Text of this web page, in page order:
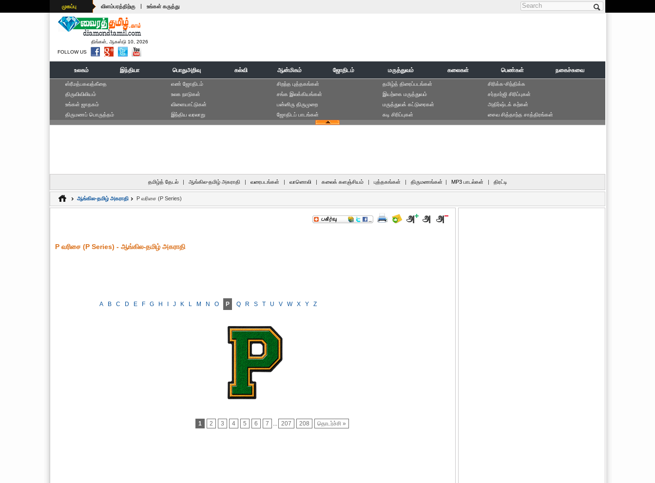
முகப்பு விளம்பரத்திற்கு | உங்கள் கருத்து Search form
திங்கள், ஆகஸ்டு 10, 2026
FOLLOW US
உலகம் இந்தியா பொதுஅறிவு கல்வி ஆன்மிகம் ஜோதிடம் மருத்துவம் கலைகள் பெண்கள் நகைச்சுவை
ஸ்ரீமத்பகவத்கீதை
திருவிவிலியம்
உங்கள் ஜாதகம்
திருமணப் பொருத்தம்
எ‌ண் ஜோ‌திட‌ம்
உலக நாடுகள்
விளையாட்டுகள்
இந்திய வரலாறு
சிறந்த புத்தகங்கள்
சங்க இலக்கியங்கள்
பன்னிரு திருமுறை
ஜோதிடப் பாடங்கள்
தமிழ்த் திரைப்படங்கள்
இயற்கை மருத்துவம்
மருத்துவக் கட்டுரைகள்
கடி சிரிப்புகள்
சிரிக்க-சிந்திக்க
சர்தார்ஜி சிரிப்புகள்
அதிர்ஷ்டக் கற்கள்
சைவ சித்தாந்த சாத்திரங்கள்
தமிழ்த் தேடல் | ஆங்கில-தமிழ் அகராதி | வரைபடங்கள் | வானொலி | கலைக் களஞ்சியம் | புத்தகங்கள் | திருமணங்கள் | MP3 பாடல்கள் | திரட்டி
ஆங்கில-தமிழ் அகராதி P வரிசை (P Series)
P வரிசை (P Series) - ஆங்கில-தமிழ் அகராதி
A B C D E F G H J K L M N O P Q R S T U V W X Y Z
1 2 3 4 5 6 7 ... 207 208 தொடர்ச்சி »